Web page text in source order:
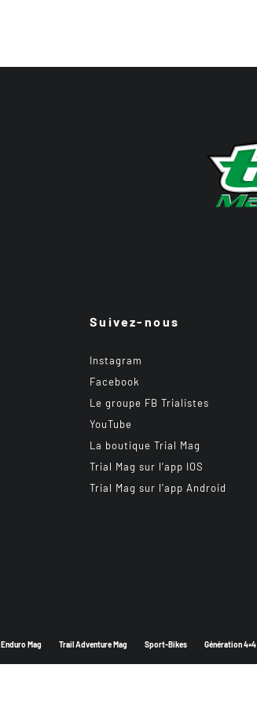
Suivez-nous
Instagram
Facebook
Le groupe FB Trialistes
YouTube
La boutique Trial Mag
Trial Mag sur l’app IOS
Trial Mag sur l’app Android
Enduro Mag Trail Adventure Mag Sport-Bikes Génération 4×4